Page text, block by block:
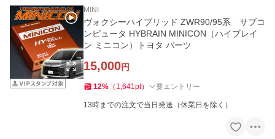
MINI
ヴォクシーハイブリッド ZWR90/95系 サブコ
ンピュータ HYBRAIN MINICON（ハイブレイ
ン ミニコン）トヨタ パーツ
15,000円
12% （ 1,641pt） 要エントリー
13時までの注文で当日発送（休業日を除く）